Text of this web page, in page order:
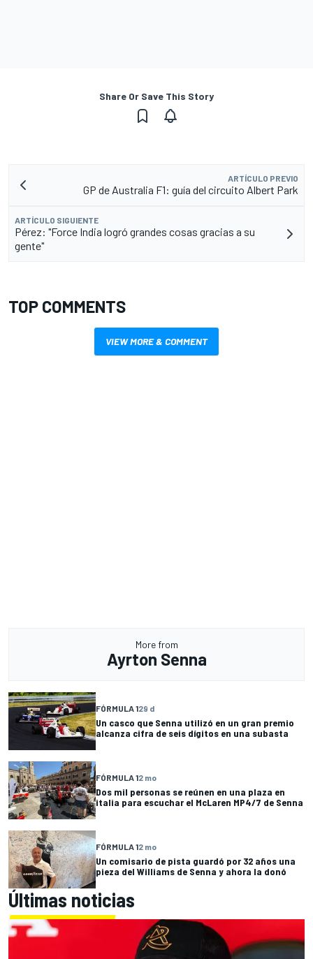
Share Or Save This Story
ARTÍCULO PREVIO
GP de Australia F1: guía del circuito Albert Park
ARTÍCULO SIGUIENTE
Pérez: "Force India logró grandes cosas gracias a su
gente"
TOP COMMENTS
VIEW MORE & COMMENT
More from
Ayrton Senna
FÓRMULA 129 d
Un casco que Senna utilizó en un gran premio
alcanza cifra de seis dígitos en una subasta
FÓRMULA 12 mo
Dos mil personas se reúnen en una plaza en
italia para escuchar el McLaren MP4/7 de Senna
FÓRMULA 12 mo
Un comisario de pista guardó por 32 años una
pieza del Williams de Senna y ahora la donó
Últimas noticias